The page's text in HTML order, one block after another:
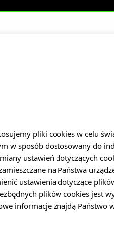
pliki cookies w celu
w sposób dostosowany do
ustawień dotyczących
na Państwa
ustawienia dotyczące
plików cookies jest
informacje znajdą Państwo
74
01